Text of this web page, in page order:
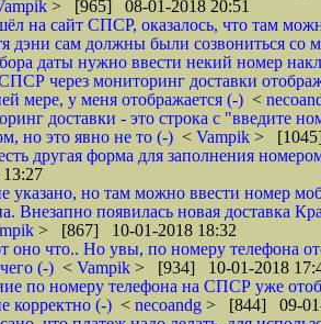
> [965] 08-01-2018 20:51
на сайт СПСР, оказалось, что там
дэни сам должны были созвониться со
даты нужно ввести некий номер
через мониторинг доставки
мере, у меня отображается (-) <
доставки - это строка с "введите
но это явно не то (-) < Vampik >
другая форма для заполнения
13:27
указано, но там можно ввести номер
Внезапно появилась новая доставка
> [867] 10-01-2018 18:32
оно что.. Но увы, по номеру телефона
(-) < Vampik > [934] 10-01-2018
по номеру телефона на СПСР уже
корректно (-) < necoandg > [844] 09-01-